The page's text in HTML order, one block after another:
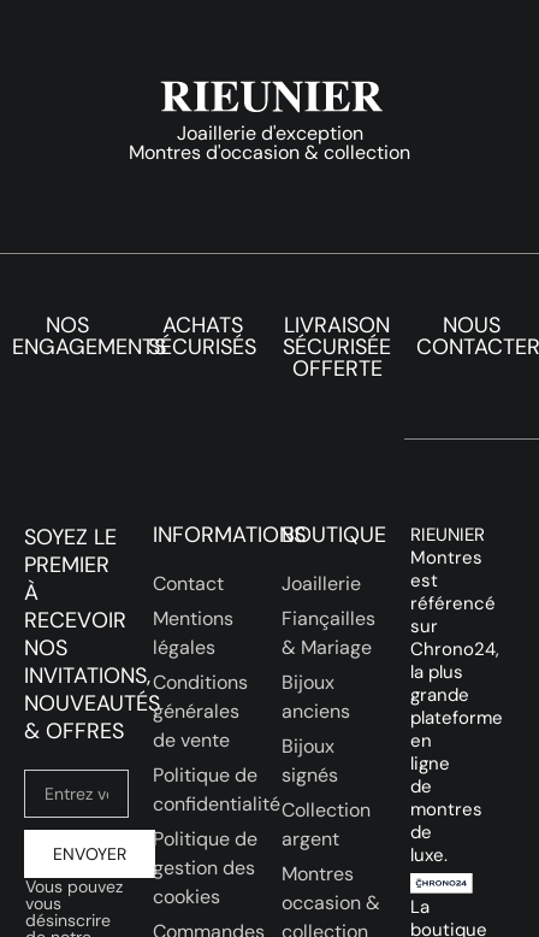
Joaillerie d'exception
Montres d'occasion & collection
NOS
ENGAGEMENTS
ACHATS
SÉCURISÉS
LIVRAISON
SÉCURISÉE
OFFERTE
NOUS
CONTACTER
SOYEZ LE
PREMIER
À
RECEVOIR
NOS
INVITATIONS,
NOUVEAUTÉS
& OFFRES
ENVOYER
Vous pouvez
vous
désinscrire
INFORMATIONS
Contact
Mentions
légales
Conditions
générales
de vente
Politique de
confidentialité
Politique de
gestion des
cookies
Commandes
BOUTIQUE
Joaillerie
Fiançailles
& Mariage
Bijoux
anciens
Bijoux
signés
Collection
argent
Montres
occasion &
collection
RIEUNIER
Montres
est
référencé
sur
Chrono24,
la plus
grande
plateforme
en
ligne
de
montres
de
luxe.
La
boutique